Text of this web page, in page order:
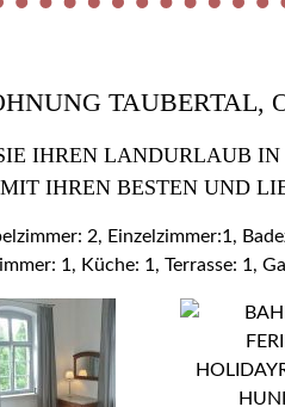
TAUBERTAL,
IHREN LANDURLAUB
IHREN BESTEN UND
2, Einzelzimmer:1,
1, Küche: 1, Terrasse: 1,